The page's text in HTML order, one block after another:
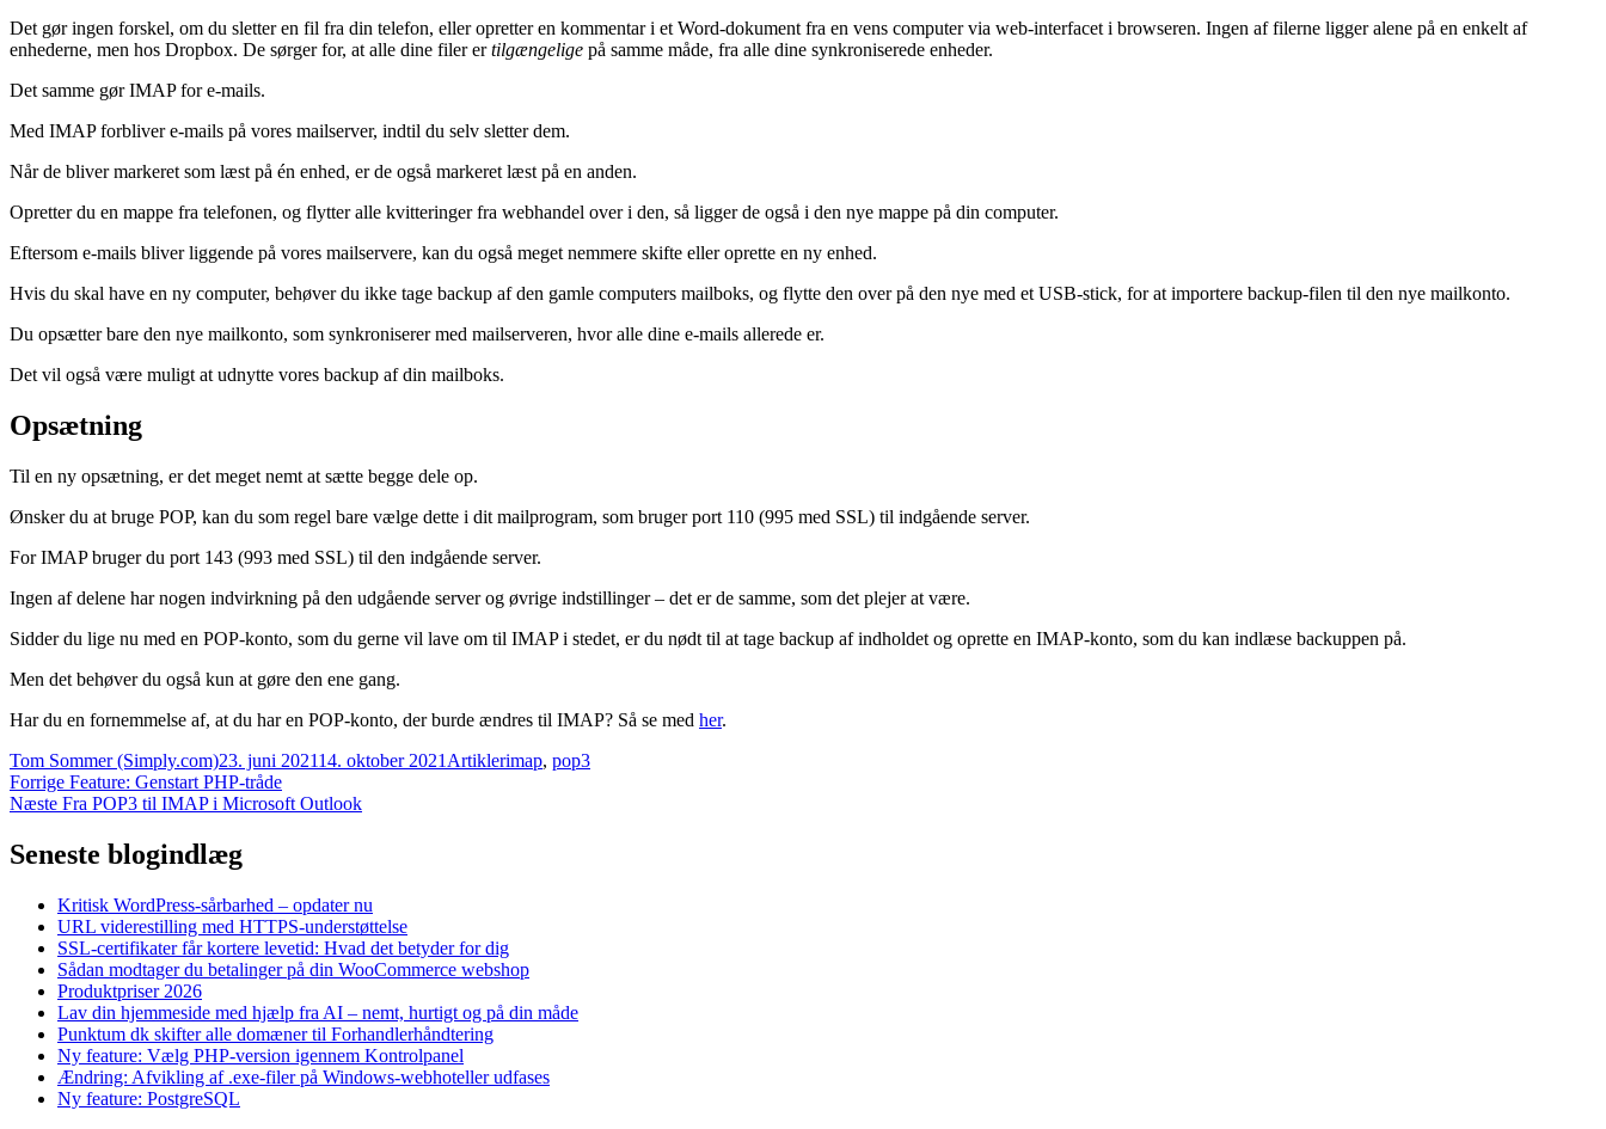
Det gør ingen forskel, om du sletter en fil fra din telefon, eller opretter en kommentar i et Word-dokument fra en vens computer via web-interfacet i browseren. Ingen af filerne ligger alene på en enkelt af
enhederne, men hos Dropbox. De sørger for, at alle dine filer ertilgængelige på samme måde, fra alle dine synkroniserede enheder.
Det samme gør IMAP for e-mails.
Med IMAP forbliver e-mails på vores mailserver, indtil du selv sletter dem.
Når de bliver markeret som læst på én enhed, er de også markeret læst på en anden.
Opretter du en mappe fra telefonen, og flytter alle kvitteringer fra webhandel over i den, så ligger de også i den nye mappe på din computer.
Eftersom e-mails bliver liggende på vores mailservere, kan du også meget nemmere skifte eller oprette en ny enhed.
Hvis du skal have en ny computer, behøver du ikke tage backup af den gamle computers mailboks, og flytte den over på den nye med et USB-stick, for at importere backup-filen til den nye mailkonto.
Du opsætter bare den nye mailkonto, som synkroniserer med mailserveren, hvor alle dine e-mails allerede er.
Det vil også være muligt at udnytte vores backup af din mailboks.
Opsætning
Til en ny opsætning, er det meget nemt at sætte begge dele op.
Ønsker du at bruge POP, kan du som regel bare vælge dette i dit mailprogram, som bruger port 110 (995 med SSL) til indgående server.
For IMAP bruger du port 143 (993 med SSL) til den indgående server.
Ingen af delene har nogen indvirkning på den udgående server og øvrige indstillinger – det er de samme, som det plejer at være.
Sidder du lige nu med en POP-konto, som du gerne vil lave om til IMAP i stedet, er du nødt til at tage backup af indholdet og oprette en IMAP-konto, som du kan indlæse backuppen på.
Men det behøver du også kun at gøre den ene gang.
Har du en fornemmelse af, at du har en POP-konto, der burde ændres til IMAP? Så se med her.
Forfatter
Tom Sommer (Simply.com)Udgivet
23. juni 202114. oktober 2021 Kategorier
ArtiklerTags
imap, pop3
Indlægsnavigation
Forrige Forrige
indlæg:
Feature: Genstart PHP-tråde
Næste Næste
Fra POP3 til IMAP i Microsoft Outlook
Seneste blogindlæg
Kritisk WordPress-sårbarhed – opdater nu
URL viderestilling med HTTPS-understøttelse
SSL-certifikater får kortere levetid: Hvad det betyder for dig
Sådan modtager du betalinger på din WooCommerce webshop
Produktpriser 2026
Lav din hjemmeside med hjælp fra AI – nemt, hurtigt og på din måde
Punktum dk skifter alle domæner til Forhandlerhåndtering
Ny feature: Vælg PHP-version igennem Kontrolpanel
Ændring: Afvikling af .exe-filer på Windows-webhoteller udfases
Ny feature: PostgreSQL